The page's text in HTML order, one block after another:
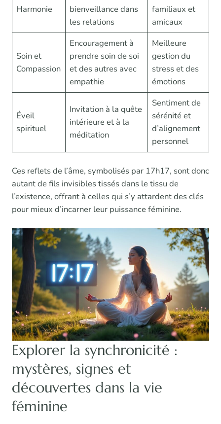
Harmonie
bienveillance dans
les relations
familiaux et
amicaux
Soin et
Compassion
Encouragement à
prendre soin de soi
et des autres avec
empathie
Meilleure
gestion du
stress et des
émotions
Éveil
spirituel
Invitation à la quête
intérieure et à la
méditation
Sentiment de
sérénité et
d’alignement
personnel
Ces reflets de l’âme, symbolisés par 17h17, sont donc
autant de fils invisibles tissés dans le tissu de
l’existence, offrant à celles qui s’y attardent des clés
pour mieux d’incarner leur puissance féminine.
Explorer la synchronicité :
mystères, signes et
découvertes dans la vie
féminine